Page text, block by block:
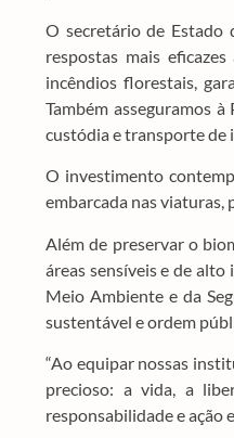
O secretário de Estado
respostas mais
incêndios florestais,
Também asseguramos
custódia e transporte de
O investimento
embarcada nas viaturas,
Além de preservar o
áreas sensíveis e de alto
Meio Ambiente e da
sustentável e ordem
“Ao equipar nossas
precioso: a vida, a
responsabilidade e ação